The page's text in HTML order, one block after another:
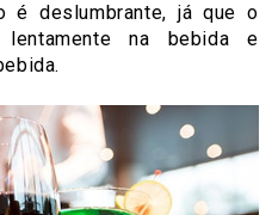
é deslumbrante, já que o
na bebida e